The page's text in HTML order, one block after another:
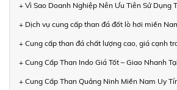
+ Vì Sao Doanh Nghiệp Nên Ưu Tiên Sử Dụng
+ Dịch vụ cung cấp than đá đốt lò hơi miền
+ Cung cấp than đá chất lượng cao, giá cạnh
+ Cung Cấp Than Indo Giá Tốt – Giao Nhanh
+ Cung Cấp Than Quảng Ninh Miền Nam Uy